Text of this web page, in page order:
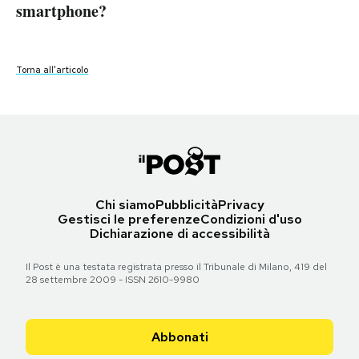
CALENDARIO
smartphone?
Torna all'articolo
smartphone?
Torna all'articolo
smartphone?
Torna all'articolo
smartphone?
Torna all'articolo
smartphone?
Torna all'articolo
smartphone?
Torna all'articolo
smartphone?
Torna all'articolo
smartphone?
Torna all'articolo
smartphone?
Torna all'articolo
smartphone?
Torna all'articolo
Chi siamoPubblicitàPrivacy
Gestisci le preferenzeCondizioni d'uso
Dichiarazione di accessibilità
Il Post è una testata registrata presso il Tribunale di Milano, 419 del
28 settembre 2009 - ISSN 2610-9980
Abbonati